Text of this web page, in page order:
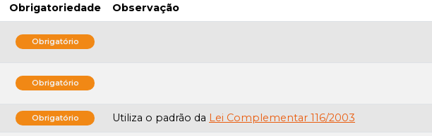
Obrigatoriedade Observação
Obrigatório
Obrigatório
Obrigatório Utiliza o padrão da Lei Complementar 116/2003